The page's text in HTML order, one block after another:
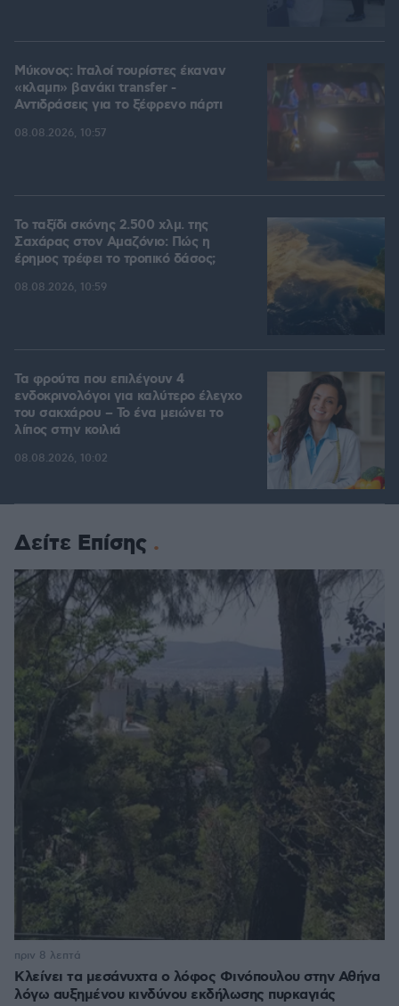
Μύκονος: Ιταλοί τουρίστες έκαναν
«κλαμπ» βανάκι transfer -
Αντιδράσεις για το ξέφρενο πάρτι
08.08.2026, 10:57
Το ταξίδι σκόνης 2.500 χλμ. της
Σαχάρας στον Αμαζόνιο: Πώς η
έρημος τρέφει το τροπικό δάσος;
08.08.2026, 10:59
Τα φρούτα που επιλέγουν 4
ενδοκρινολόγοι για καλύτερο έλεγχο
του σακχάρου – Το ένα μειώνει το
λίπος στην κοιλιά
08.08.2026, 10:02
Δείτε Επίσης
Κλείνει τα μεσάνυχτα ο λόφος Φινόπουλου στην Αθήνα
λόγω αυξημένου κινδύνου εκδήλωσης πυρκαγιάς
πριν 8 λεπτά